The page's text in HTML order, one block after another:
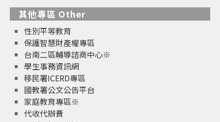
其他專區 Other
性別平等教育
保護智慧財產權專區
台南二區輔導諮商中心※
學生事務資訊網
移民署ICERD專區
國教署公文公告平台
家庭教育專區※
代收代辦費